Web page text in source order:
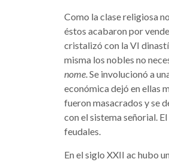
Como la clase religiosa
éstos acabaron por
cristalizó con la VI
misma los nobles no
nome. Se involucionó a
económica dejó en ellas
fueron masacrados y se
con el sistema señorial.
feudales.
En el siglo XXII ac hubo